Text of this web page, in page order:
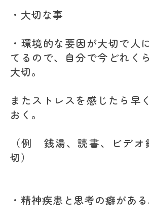
・大切な事
・環境的な要因が大切で人
てるので、自分で今どれく
大切。
またストレスを感じたら早
おく。
（例 銭湯、読書、ビデ
切）
・精神疾患と思考の癖がある